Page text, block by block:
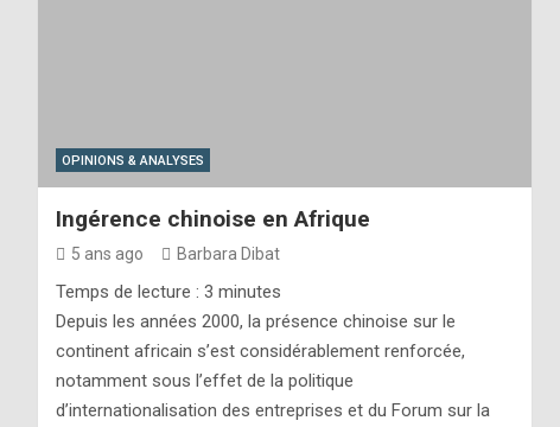
OPINIONS & ANALYSES
Ingérence chinoise en Afrique
5 ans ago Barbara Dibat
Temps de lecture : 3 minutes
Depuis les années 2000, la présence chinoise sur le
continent africain s’est considérablement renforcée,
notamment sous l’effet de la politique
d’internationalisation des entreprises et du Forum sur la